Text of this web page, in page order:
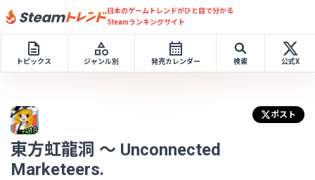
日本のゲームトレンドがひと目で分かる
Steamランキングサイト
トピックス ジャンル別 発売カレンダー 検索 公式X
東方虹龍洞 ～ Unconnected
Marketeers.
ポスト